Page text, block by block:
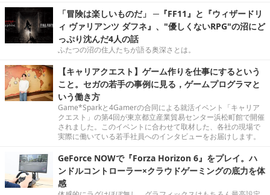
「冒険は楽しいものだ」 ─『FF11』と『ウィザードリ
ィ ヴァリアンツ ダフネ』、"優しくないRPG"の沼にど
っぷり沈んだ4人の話
ふたつの沼の住人たちが語る奥深さとは。
【キャリアクエスト】ゲーム作りを仕事にするという
こと。セガの若手の事例に見る，ゲームプログラマと
いう働き方
Game*Sparkと4Gamerの合同による就活イベント「キャリア
クエスト」の第4回が東京都立産業貿易センター浜松町館で開催
されました。このイベントに合わせて取材した、各社の現場で
実際に働いている若手社員へのインタビューをお届けします。
GeForce NOWで『Forza Horizon 6』をプレイ。ハ
ンドルコントローラー×クラウドゲーミングの底力を体
感